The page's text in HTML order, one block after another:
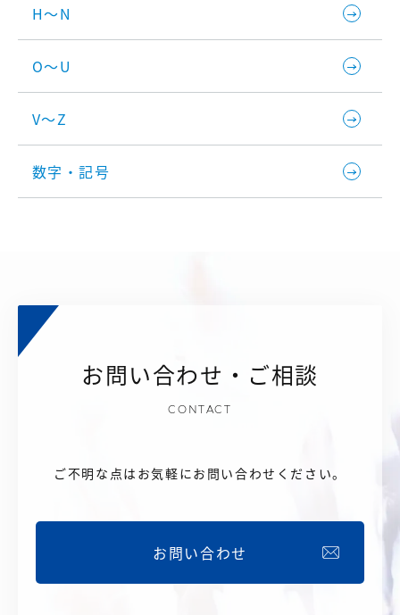
H～N
O～U
V～Z
数字・記号
お問い合わせ・ご相談
CONTACT
ご不明な点はお気軽にお問い合わせください。
お問い合わせ